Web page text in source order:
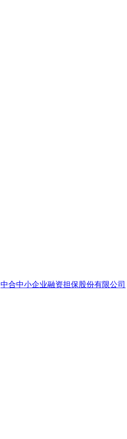
中合中小企业融资担保股份有限公司